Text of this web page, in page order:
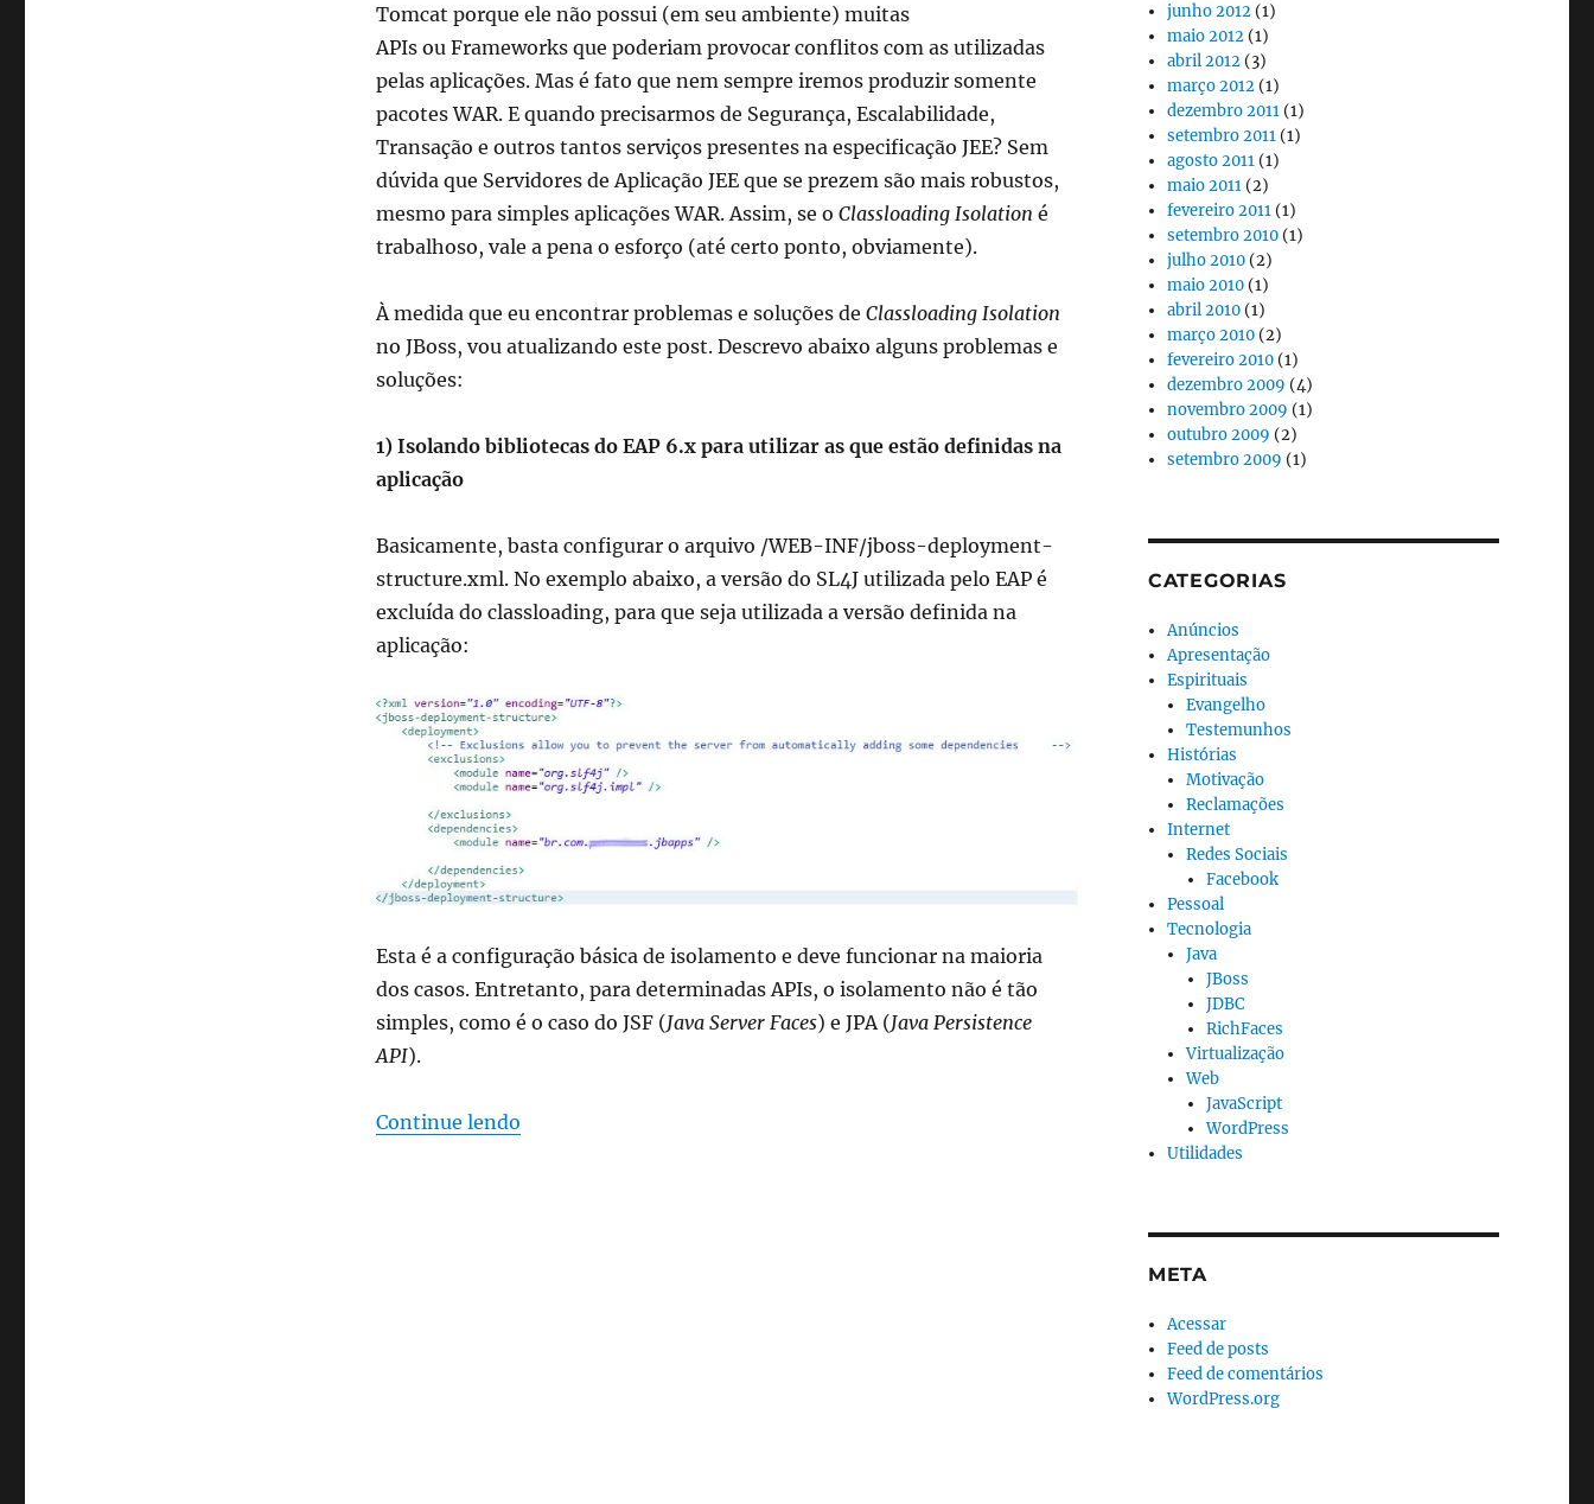
Tomcat porque ele não possui (em seu ambiente) muitas
APIs ou Frameworks que poderiam provocar conflitos com as utilizadas
pelas aplicações. Mas é fato que nem sempre iremos produzir somente
pacotes WAR. E quando precisarmos de Segurança, Escalabilidade,
Transação e outros tantos serviços presentes na especificação JEE? Sem
dúvida que Servidores de Aplicação JEE que se prezem são mais robustos,
mesmo para simples aplicações WAR. Assim, se o Classloading Isolation é
trabalhoso, vale a pena o esforço (até certo ponto, obviamente).
À medida que eu encontrar problemas e soluções de Classloading Isolation
no JBoss, vou atualizando este post. Descrevo abaixo alguns problemas e
soluções:
1) Isolando bibliotecas do EAP 6.x para utilizar as que estão definidas na
aplicação
Basicamente, basta configurar o arquivo /WEB-INF/jboss-deployment-
structure.xml. No exemplo abaixo, a versão do SL4J utilizada pelo EAP é
excluída do classloading, para que seja utilizada a versão definida na
aplicação:
Esta é a configuração básica de isolamento e deve funcionar na maioria
dos casos. Entretanto, para determinadas APIs, o isolamento não é tão
simples, como é o caso do JSF (Java Server Faces) e JPA (Java Persistence
API).
Continue lendo“JBoss EAP 6.x ClassLoading Isolation”
junho 2012 (1)
maio 2012 (1)
abril 2012 (3)
março 2012 (1)
dezembro 2011 (1)
setembro 2011 (1)
agosto 2011 (1)
maio 2011 (2)
fevereiro 2011 (1)
setembro 2010 (1)
julho 2010 (2)
maio 2010 (1)
abril 2010 (1)
março 2010 (2)
fevereiro 2010 (1)
dezembro 2009 (4)
novembro 2009 (1)
outubro 2009 (2)
setembro 2009 (1)
CATEGORIAS
Anúncios
Apresentação
Espirituais
Evangelho
Testemunhos
Histórias
Motivação
Reclamações
Internet
Redes Sociais
Facebook
Pessoal
Tecnologia
Java
JBoss
JDBC
RichFaces
Virtualização
Web
JavaScript
WordPress
Utilidades
META
Acessar
Feed de posts
Feed de comentários
WordPress.org